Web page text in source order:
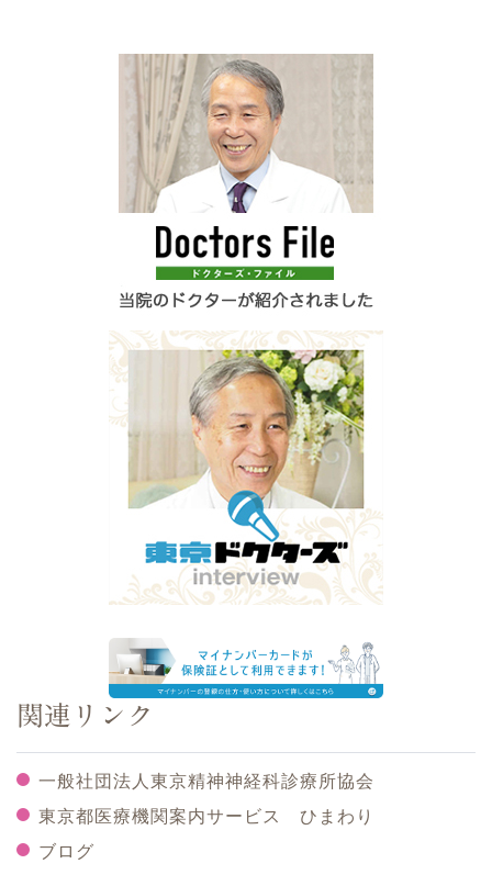
関連リンク
一般社団法人東京精神神経科診療所協会
東京都医療機関案内サービス ひまわり
ブログ